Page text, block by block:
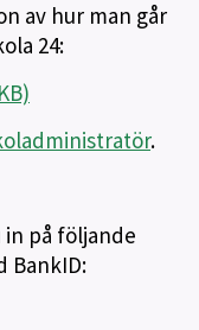
av hur man går
24:
.
in på följande
BankID: